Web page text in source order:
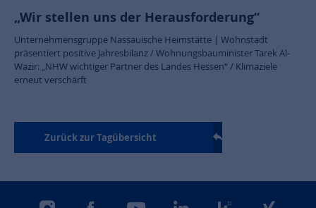
„Wir stellen uns der Herausforderung“
Unternehmensgruppe Nassauische Heimstätte | Wohnstadt
präsentiert positive Jahresbilanz / Wohnungsbauminister Tarek Al-
Wazir: „NHW wichtiger Partner des Landes Hessen“ / Klimaziele
erneut verschärft
Zurück zur Tagübersicht